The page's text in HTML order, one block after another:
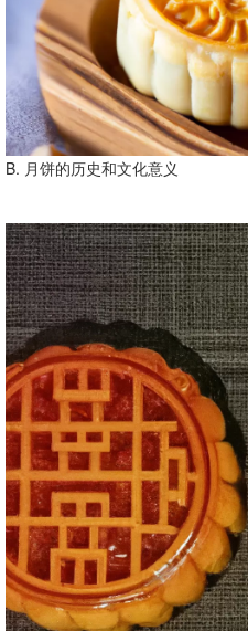
B. 月饼的历史和文化意义